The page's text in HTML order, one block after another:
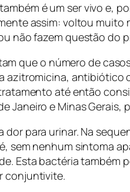
é um ser vivo e,
assim: voltou
não fazem questão do
que o número de
antibiótico
até então
Janeiro e Minas
para urinar. Na
sem nenhum sintoma
Esta bactéria também
conjuntivite.